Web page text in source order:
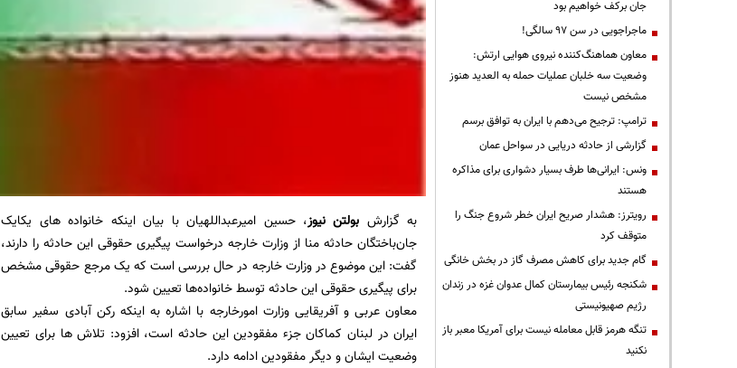
به گزارش بولتن نیوز، حسین امیرعبداللهیان با بیان اینکه خانواده های یکایک
جان‌باختگان حادثه منا از وزارت خارجه درخواست پیگیری حقوقی این حادثه را دارند،
گفت: این موضوع در وزارت خارجه در حال بررسی است که یک مرجع حقوقی مشخص
برای پیگیری حقوقی این حادثه توسط خانواده‌ها تعیین شود.
معاون عربی و آفریقایی وزارت امورخارجه با اشاره به اینکه رکن آبادی سفیر سابق
ایران در لبنان کماکان جزء مفقودین این حادثه است، افزود: تلاش ها برای تعیین
وضعیت ایشان و دیگر مفقودین ادامه دارد.
جان برکف خواهیم بود
ماجراجویی در سن ۹۷ سالگی!
معاون هماهنگ‌کننده نیروی هوایی ارتش:
وضعیت سه خلبان عملیات حمله به العدید هنوز
مشخص نیست
ترامپ: ترجیح می‌دهم با ایران به توافق برسم
گزارشی از حادثه دریایی در سواحل عمان
ونس: ایرانی‌ها طرف بسیار دشواری برای مذاکره
هستند
رویترز: هشدار صریح ایران خطر شروع جنگ را
متوقف کرد
گام جدید برای کاهش مصرف گاز در بخش خانگی
شکنجه رئیس بیمارستان کمال عدوان غزه در زندان
رژیم صهیونیستی
تنگه هرمز قابل معامله نیست برای آمریکا معبر باز
نکنید